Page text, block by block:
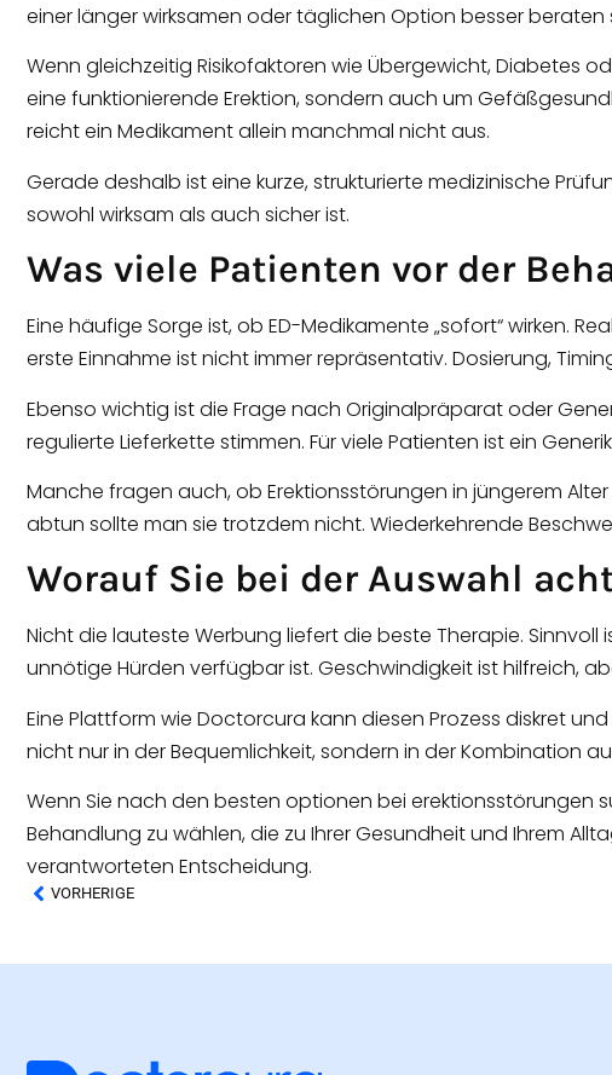
einer länger wirksamen oder täglichen Option besser beraten
Wenn gleichzeitig Risikofaktoren wie Übergewicht, Diabetes
eine funktionierende Erektion, sondern auch um
reicht ein Medikament allein manchmal nicht aus.
Gerade deshalb ist eine kurze, strukturierte medizinische
sowohl wirksam als auch sicher ist.
Was viele Patienten vor der
Eine häufige Sorge ist, ob ED-Medikamente „sofort“ wirken.
erste Einnahme ist nicht immer repräsentativ. Dosierung,
Ebenso wichtig ist die Frage nach Originalpräparat oder
regulierte Lieferkette stimmen. Für viele Patienten ist ein
Manche fragen auch, ob Erektionsstörungen in jüngerem
abtun sollte man sie trotzdem nicht. Wiederkehrende
Worauf Sie bei der Auswahl
Nicht die lauteste Werbung liefert die beste Therapie.
unnötige Hürden verfügbar ist. Geschwindigkeit ist hilfreich,
Eine Plattform wie Doctorcura kann diesen Prozess diskret
nicht nur in der Bequemlichkeit, sondern in der Kombination
Wenn Sie nach den besten optionen bei erektionsstörungen
Behandlung zu wählen, die zu Ihrer Gesundheit und Ihrem
verantworteten Entscheidung.
VORHERIGE